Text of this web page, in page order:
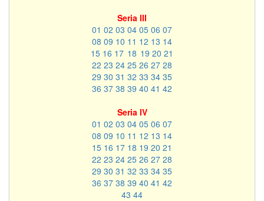
Seria III
01 02 03 04 05 06 07
08 09 10 11 12 13 14
15 16 17 18 19 20 21
22 23 24 25 26 27 28
29 30 31 32 33 34 35
36 37 38 39 40 41 42
Seria IV
01 02 03 04 05 06 07
08 09 10 11 12 13 14
15 16 17 18 19 20 21
22 23 24 25 26 27 28
29 30 31 32 33 34 35
36 37 38 39 40 41 42
43 44